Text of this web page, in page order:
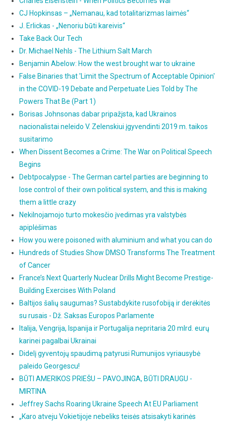
CJ Hopkinsas – „Nemanau, kad totalitarizmas laimės“
J. Erlickas - „Nenoriu būti kareivis“
Take Back Our Tech
Dr. Michael Nehls - The Lithium Salt March
Benjamin Abelow: How the west brought war to ukraine
False Binaries that 'Limit the Spectrum of Acceptable Opinion'
in the COVID-19 Debate and Perpetuate Lies Told by The
Powers That Be (Part 1)
Borisas Johnsonas dabar pripažįsta, kad Ukrainos
nacionalistai neleido V. Zelenskiui įgyvendinti 2019 m. taikos
susitarimo
When Dissent Becomes a Crime: The War on Political Speech
Begins
Debtpocalypse - The German cartel parties are beginning to
lose control of their own political system, and this is making
them a little crazy
Nekilnojamojo turto mokesčio įvedimas yra valstybės
apiplėšimas
How you were poisoned with aluminium and what you can do
Hundreds of Studies Show DMSO Transforms The Treatment
of Cancer
France’s Next Quarterly Nuclear Drills Might Become Prestige-
Building Exercises With Poland
Baltijos šalių saugumas? Sustabdykite rusofobiją ir derėkitės
su rusais - Dž. Saksas Europos Parlamente
Italija, Vengrija, Ispanija ir Portugalija nepritaria 20 mlrd. eurų
karinei pagalbai Ukrainai
Didelį gyventojų spaudimą patyrusi Rumunijos vyriausybė
paleido Georgescu!
BŪTI AMERIKOS PRIEŠU – PAVOJINGA, BŪTI DRAUGU -
MIRTINA
Jeffrey Sachs Roaring Ukraine Speech At EU Parliament
„Karo atveju Vokietijoje nebeliks teisės atsisakyti karinės